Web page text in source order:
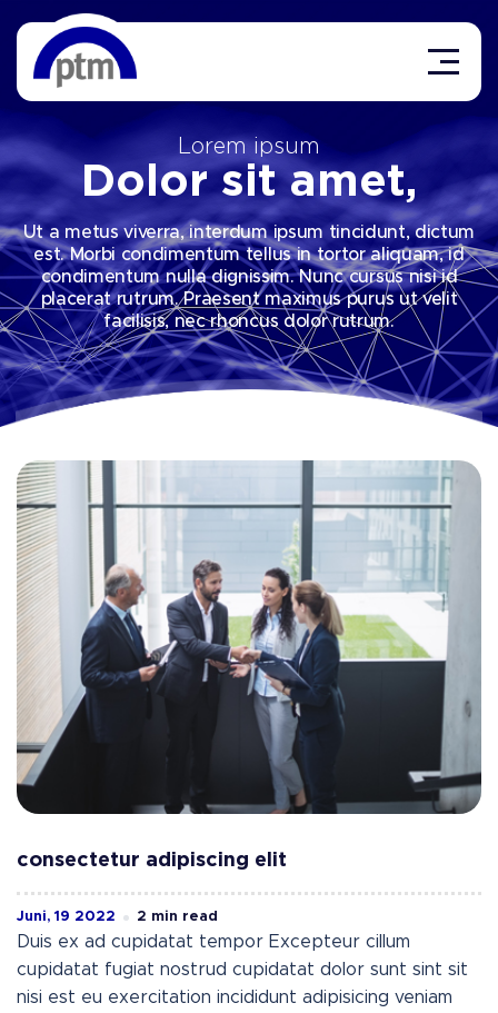
Lorem ipsum
Dolor sit amet,
Ut a metus viverra, interdum ipsum tincidunt, dictum
est. Morbi condimentum tellus in tortor aliquam, id
condimentum nulla dignissim. Nunc cursus nisi id
placerat rutrum. Praesent maximus purus ut velit
facilisis, nec rhoncus dolor rutrum.
consectetur adipiscing elit
Juni, 19 2022 2 min read
Duis ex ad cupidatat tempor Excepteur cillum
cupidatat fugiat nostrud cupidatat dolor sunt sint sit
nisi est eu exercitation incididunt adipisicing veniam